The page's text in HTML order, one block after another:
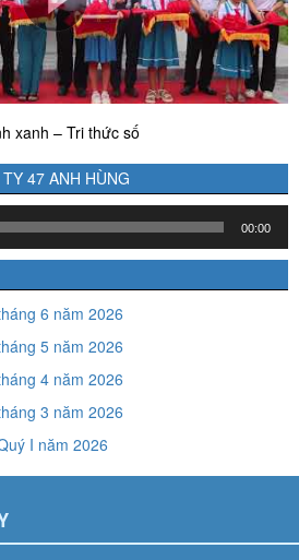
xanh – Tri thức số
47 ANH HÙNG
00:00
6 năm 2026
5 năm 2026
4 năm 2026
3 năm 2026
I năm 2026